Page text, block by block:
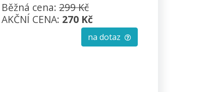
Běžná cena: 299 Kč
AKČNÍ CENA: 270 Kč
na dotaz